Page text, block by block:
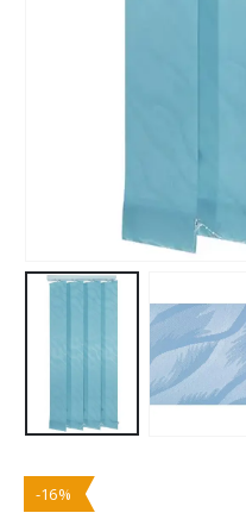
-16%